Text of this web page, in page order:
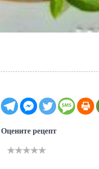
Оцените рецепт